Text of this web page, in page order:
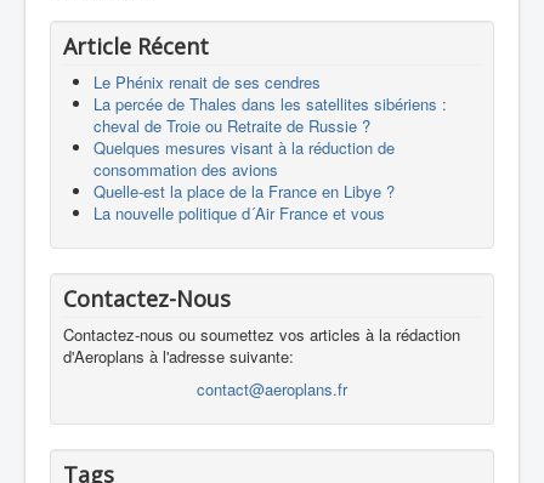
Europespace
Drones
Article Récent
Le Phénix renait de ses cendres
La percée de Thales dans les satellites sibériens :
cheval de Troie ou Retraite de Russie ?
Quelques mesures visant à la réduction de
consommation des avions
Quelle-est la place de la France en Libye ?
La nouvelle politique d´Air France et vous
Contactez-Nous
Contactez-nous ou soumettez vos articles à la rédaction
d'Aeroplans à l'adresse suivante:
contact@aeroplans.fr
Tags